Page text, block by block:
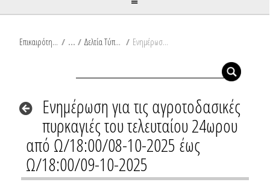
Επικαιρότητα / Δελτία Τύπου / Ενημέρωση για τις αγροτοδασικές πυρκαγιές του τελευταίου 24ωρου από Ω/18:00/08-10-2025 έως Ω/18:00/09-10-2025
Ενημέρωση για τις αγροτοδασικές
πυρκαγιές του τελευταίου 24ωρου
από Ω/18:00/08-10-2025 έως
Ω/18:00/09-10-2025